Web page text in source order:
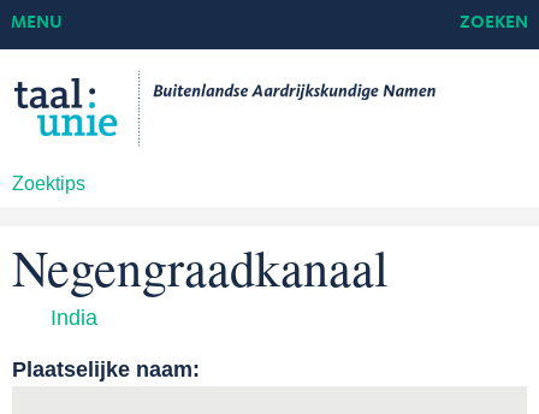
Zoektips
MENU ZOEKEN
Negengraadkanaal
India
Plaatselijke naam: